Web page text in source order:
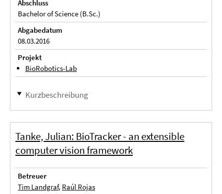
Abschluss
Bachelor of Science (B.Sc.)
Abgabedatum
08.03.2016
Projekt
BioRobotics-Lab
Kurzbeschreibung
Tanke, Julian: BioTracker - an extensible
computer vision framework
Betreuer
Tim Landgraf, Raúl Rojas